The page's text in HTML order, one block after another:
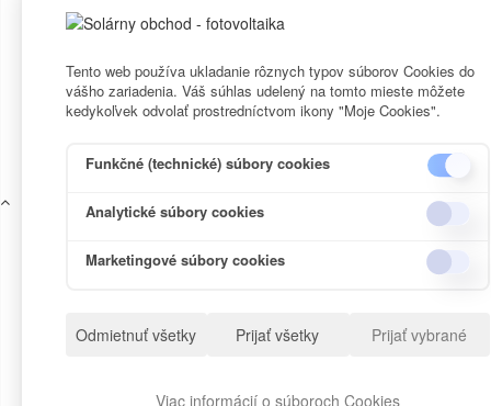
Tento web používa ukladanie rôznych typov súborov Cookies do
vášho zariadenia. Váš súhlas udelený na tomto mieste môžete
kedykoľvek odvolať prostredníctvom ikony "Moje Cookies".
Funkčné (technické) súbory cookies
Analytické súbory cookies
Marketingové súbory cookies
Odmietnuť všetky Prijať všetky Prijať vybrané
Viac informácií o súboroch Cookies